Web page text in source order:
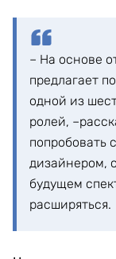
– На основе
предлагает
одной из
ролей,
попробовать
дизайнером,
будущем
расширяться.